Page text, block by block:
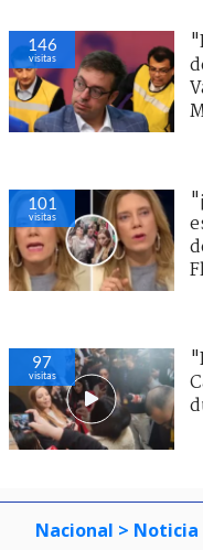
146
visitas
101
visitas
97
visitas
Nacional > Noticia